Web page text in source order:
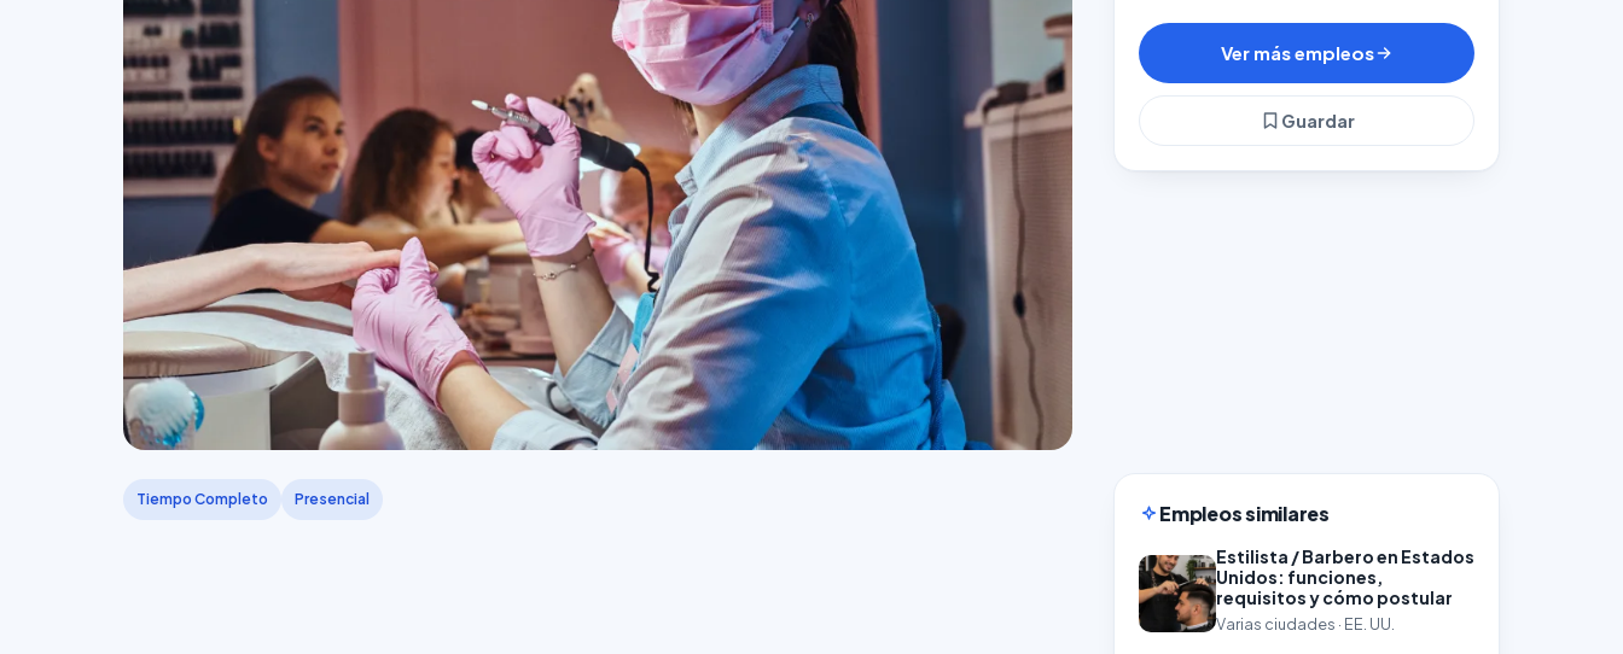
Tiempo Completo Presencial
Ver más empleos
Guardar
Empleos similares
Estilista / Barbero en Estados
Unidos: funciones,
requisitos y cómo postular
Varias ciudades · EE. UU.